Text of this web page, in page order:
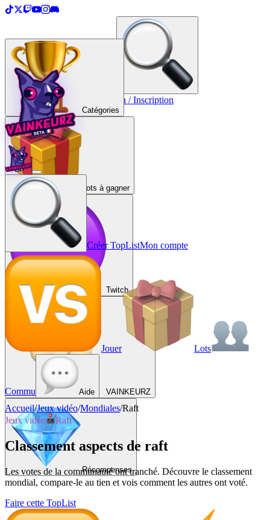
Créer une TopList Connexion / Inscription
Catégories
Lots à gagner
Twitch
VAINKEURZ
Récompenses
Créer TopListMon compte
Jouer Lots
Commu Aide
Accueil/Jeux vidéo/Mondiales/Raft
Jeux vidéo
Raft
Classement aspects de raft
Les votes de la communauté ont tranché. Découvre le classement
mondial, compare-le au tien et vois comment les autres ont voté.
Faire cette TopList